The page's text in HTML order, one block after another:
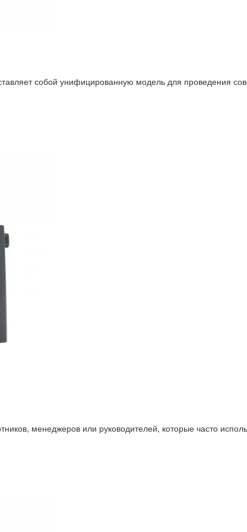
собой унифицированную модель для проведения
менеджеров или руководителей, которые часто